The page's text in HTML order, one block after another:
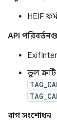
HEIF
API
ভুল
বাগ সংশোধন